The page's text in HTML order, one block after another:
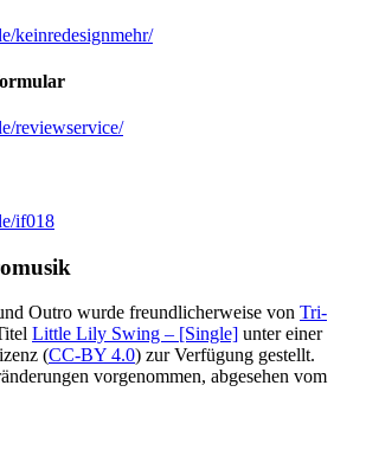
keinredesignmehr/
reviewservice/
if018
Outro wurde freundlicherweise von Tri-
Little Lily Swing – [Single] unter einer
(CC-BY 4.0) zur Verfügung gestellt.
vorgenommen, abgesehen vom